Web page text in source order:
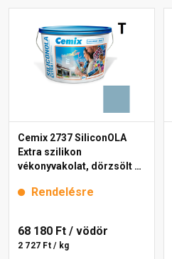
Cemix 2737 SiliconOLA
Extra szilikon
vékonyvakolat, dörzsölt 2
Rendelésre
68 180 Ft / vödör
2 727 Ft / kg